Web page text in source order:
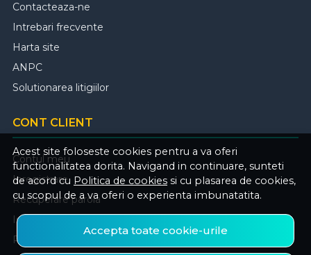
Acest site foloseste cookies pentru a va oferi
functionalitatea dorita. Navigand in continuare, sunteti
de acord cu Politica de cookies si cu plasarea de cookies,
cu scopul de a va oferi o experienta imbunatatita.
Accepta toate cookie-urile
Contacteaza-ne
Intrebari frecvente
Harta site
ANPC
Solutionarea litigiilor
CONT CLIENT
Contul meu
Inregistrare
Recuperare parola
Istoric comenzi
Produse favorite